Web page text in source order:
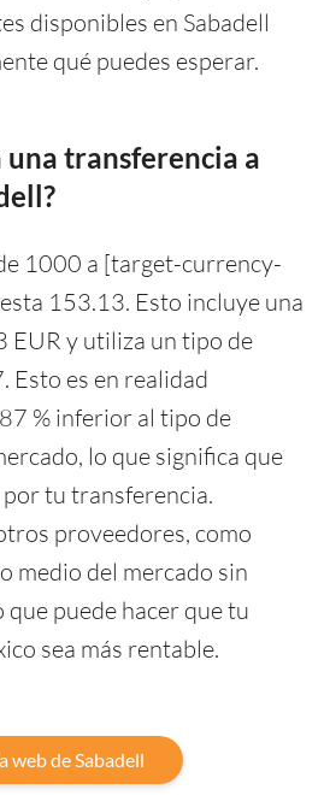
disponibles en Sabadell
qué puedes esperar.
una transferencia a
1000 a [target-currency-
153.13. Esto incluye una
EUR y utiliza un tipo de
Esto es en realidad
% inferior al tipo de
lo que significa que
tu transferencia.
proveedores, como
medio del mercado sin
que puede hacer que tu
sea más rentable.
web de Sabadell